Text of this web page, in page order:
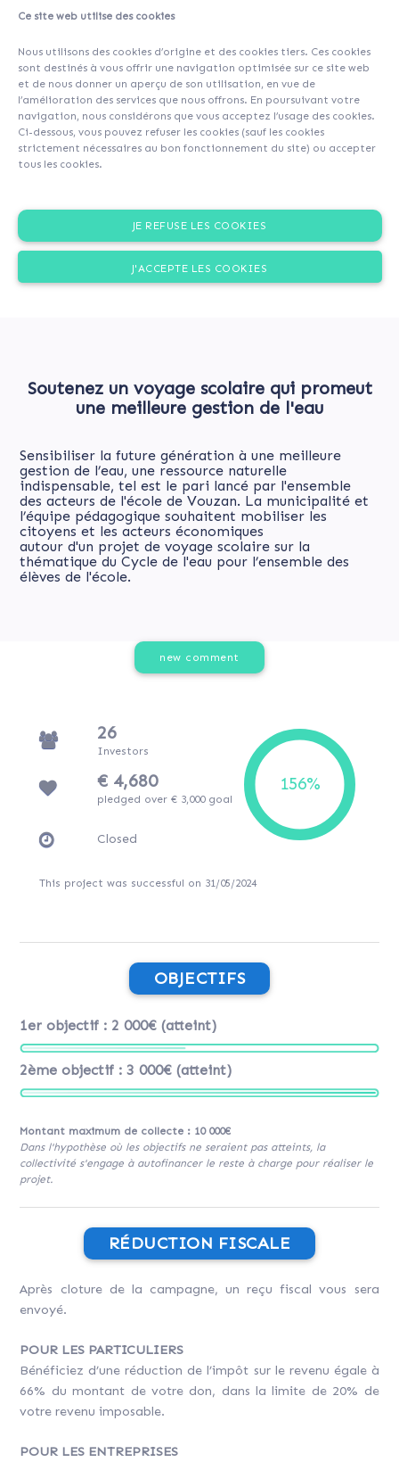
Ce site web utilise des cookies
Nous utilisons des cookies d’origine et des cookies tiers. Ces cookies
sont destinés à vous offrir une navigation optimisée sur ce site web
et de nous donner un aperçu de son utilisation, en vue de
l’amélioration des services que nous offrons. En poursuivant votre
navigation, nous considérons que vous acceptez l’usage des cookies.
Ci-dessous, vous pouvez refuser les cookies (sauf les cookies
strictement nécessaires au bon fonctionnement du site) ou accepter
tous les cookies.
JE REFUSE LES COOKIES
J'ACCEPTE LES COOKIES
Soutenez un voyage scolaire qui promeut
une meilleure gestion de l'eau
Sensibiliser la future génération à une meilleure
gestion de l’eau, une ressource naturelle
indispensable, tel est le pari lancé par l'ensemble
des acteurs de l'école de Vouzan. La municipalité et
l’équipe pédagogique souhaitent mobiliser les
citoyens et les acteurs économiques
autour d'un projet de voyage scolaire sur la
thématique du Cycle de l'eau pour l’ensemble des
élèves de l'école.
new comment
26
Investors
€ 4,680
pledged over € 3,000 goal
Closed
This project was successful on 31/05/2024
OBJECTIFS
1er objectif : 2 000€ (atteint)
2ème objectif : 3 000€ (atteint)
Montant maximum de collecte : 10 000€
Dans l'hypothèse où les objectifs ne seraient pas atteints, la
collectivité s'engage à autofinancer le reste à charge pour réaliser le
projet.
RÉDUCTION FISCALE
Après cloture de la campagne, un reçu fiscal vous sera
envoyé.
POUR LES PARTICULIERS
Bénéficiez d’une réduction de l’impôt sur le revenu égale à
66% du montant de votre don, dans la limite de 20% de
votre revenu imposable.
POUR LES ENTREPRISES